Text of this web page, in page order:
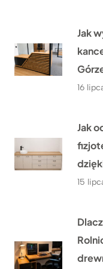
Jak
16
Jak
15